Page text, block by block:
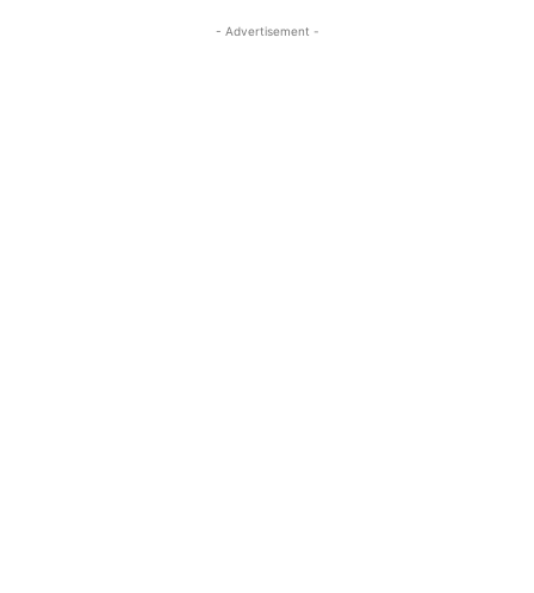
- Advertisement -